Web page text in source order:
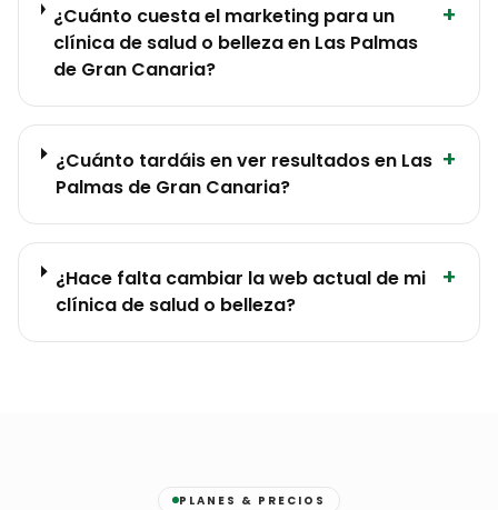
¿Cuánto cuesta el marketing para un
clínica de salud o belleza en Las Palmas
de Gran Canaria?
+
¿Cuánto tardáis en ver resultados en Las
Palmas de Gran Canaria?
+
¿Hace falta cambiar la web actual de mi
clínica de salud o belleza?
+
PLANES & PRECIOS